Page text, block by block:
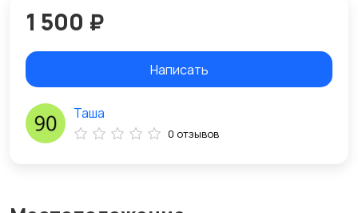
1 500 ₽
Написать
Таша
0 отзывов